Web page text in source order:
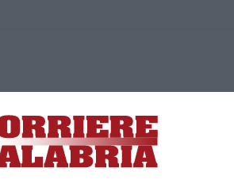
Militano |Privacy